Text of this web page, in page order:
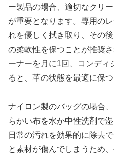
ー製品の場合、適切なクリ
が重要となります。専用の
れを優しく拭き取り、その
の柔軟性を保つことが推奨
ーナーを月に1回、コンディ
ると、革の状態を最適に保つ
ナイロン製のバッグの場合
らかい布を水か中性洗剤で
日常の汚れを効果的に除去
と素材が傷んでしまうため